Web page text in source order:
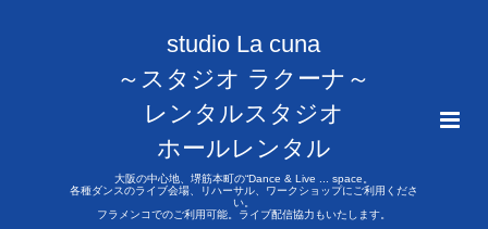
studio La cuna
～スタジオ ラクーナ～
レンタルスタジオ
ホールレンタル
大阪の中心地、堺筋本町の“Dance & Live ... space。
各種ダンスのライブ会場、リハーサル、ワークショップにご利用くださ
い。
フラメンコでのご利用可能。ライブ配信協力もいたします。